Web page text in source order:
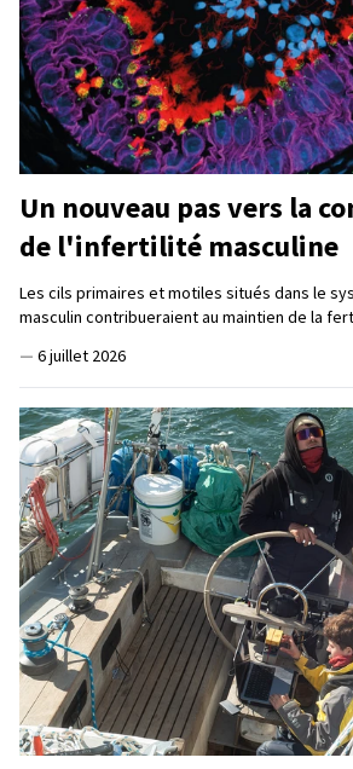
Un nouveau pas vers la
de l'infertilité masculine
Les cils primaires et motiles situés dans le
masculin contribueraient au maintien de la
— 6 juillet 2026